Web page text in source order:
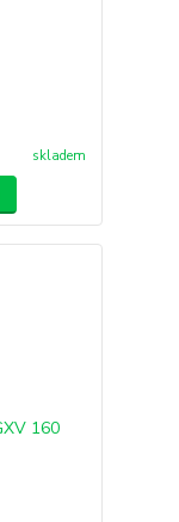
skladem